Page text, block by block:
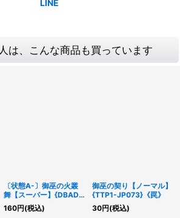
は、こんな商品も買っています
〔状態A-〕御巫の火叢
舞【スーパー】{DBAD-
JP030}《魔法》
160円(税込)
御巫の契り【ノーマル】
{TTP1-JP073}《罠》
30円(税込)